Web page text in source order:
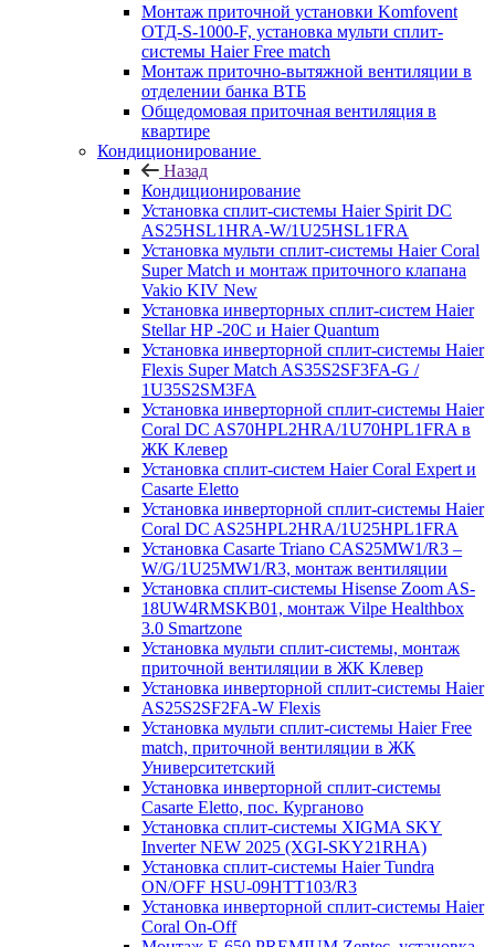
Монтаж приточной установки Komfovent
ОТД-S-1000-F, установка мульти сплит-
системы Haier Free match
Монтаж приточно-вытяжной вентиляции в
отделении банка ВТБ
Общедомовая приточная вентиляция в
квартире
Кондиционирование
Назад
Кондиционирование
Установка сплит-системы Haier Spirit DC
AS25HSL1HRA-W/1U25HSL1FRA
Установка мульти сплит-системы Haier Coral
Super Match и монтаж приточного клапана
Vakio KIV New
Установка инверторных сплит-систем Haier
Stellar HP -20С и Haier Quantum
Установка инверторной сплит-системы Haier
Flexis Super Match AS35S2SF3FA-G /
1U35S2SM3FA
Установка инверторной сплит-системы Haier
Coral DC AS70HPL2HRA/1U70HPL1FRA в
ЖК Клевер
Установка сплит-систем Haier Coral Expert и
Casarte Eletto
Установка инверторной сплит-системы Haier
Coral DC AS25HPL2HRA/1U25HPL1FRA
Установка Casarte Triano CAS25MW1/R3 –
W/G/1U25MW1/R3, монтаж вентиляции
Установка сплит-системы Hisense Zoom AS-
18UW4RMSKB01, монтаж Vilpe Healthbox
3.0 Smartzone
Установка мульти сплит-системы, монтаж
приточной вентиляции в ЖК Клевер
Установка инверторной сплит-системы Haier
AS25S2SF2FA-W Flexis
Установка мульти сплит-системы Haier Free
match, приточной вентиляции в ЖК
Университетский
Установка инверторной сплит-системы
Casarte Eletto, пос. Курганово
Установка сплит-системы XIGMA SKY
Inverter NEW 2025 (XGI-SKY21RHA)
Установка сплит-системы Haier Tundra
ON/OFF HSU-09HTT103/R3
Установка инверторной сплит-системы Haier
Coral On-Off